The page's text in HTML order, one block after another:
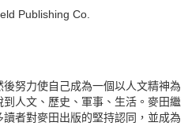
Publishing Co.
努力使自己成為一個以人文精神為
人文、歷史、軍事、生活。麥田繼
者對麥田出版的堅持認同，並成為